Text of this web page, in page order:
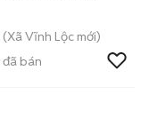
(Xã Vĩnh Lộc mới)
đã bán